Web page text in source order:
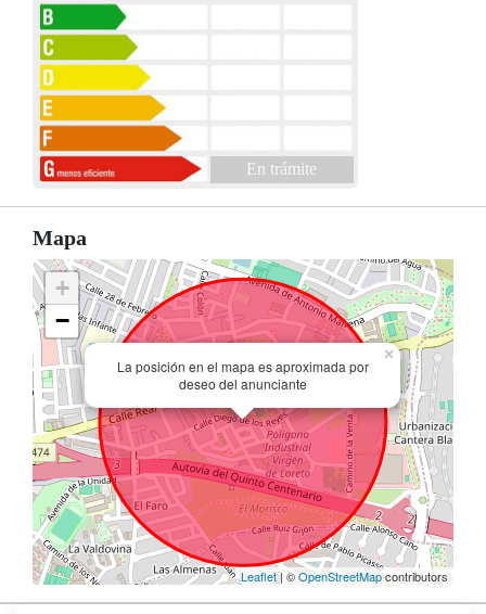
En trámite
Mapa
La posición en el mapa es aproximada por
deseo del anunciante
×
+
−
Leaflet| ©OpenStreetMapcontributors